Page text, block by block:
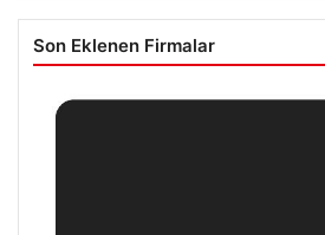
Son Eklenen Firmalar